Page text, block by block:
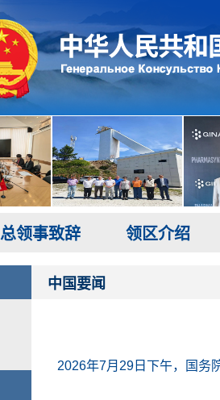
总领事致辞 领区介绍
中国要闻
​2026年7月29日下午，国务